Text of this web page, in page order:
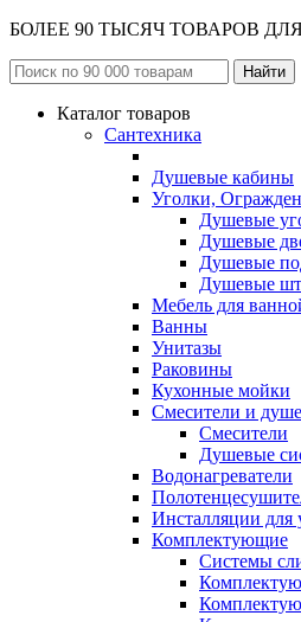
БОЛЕЕ 90 ТЫСЯЧ ТОВАРОВ
Каталог товаров
Сантехника
Душевые кабины
Уголки,
Душевые
Душевые
Душевые
Душевые
Мебель для
Ванны
Унитазы
Раковины
Кухонные мойки
Смесители и
Смесители
Душевые
Водонагреватели
Инсталляции для
Комплектующие
Системы